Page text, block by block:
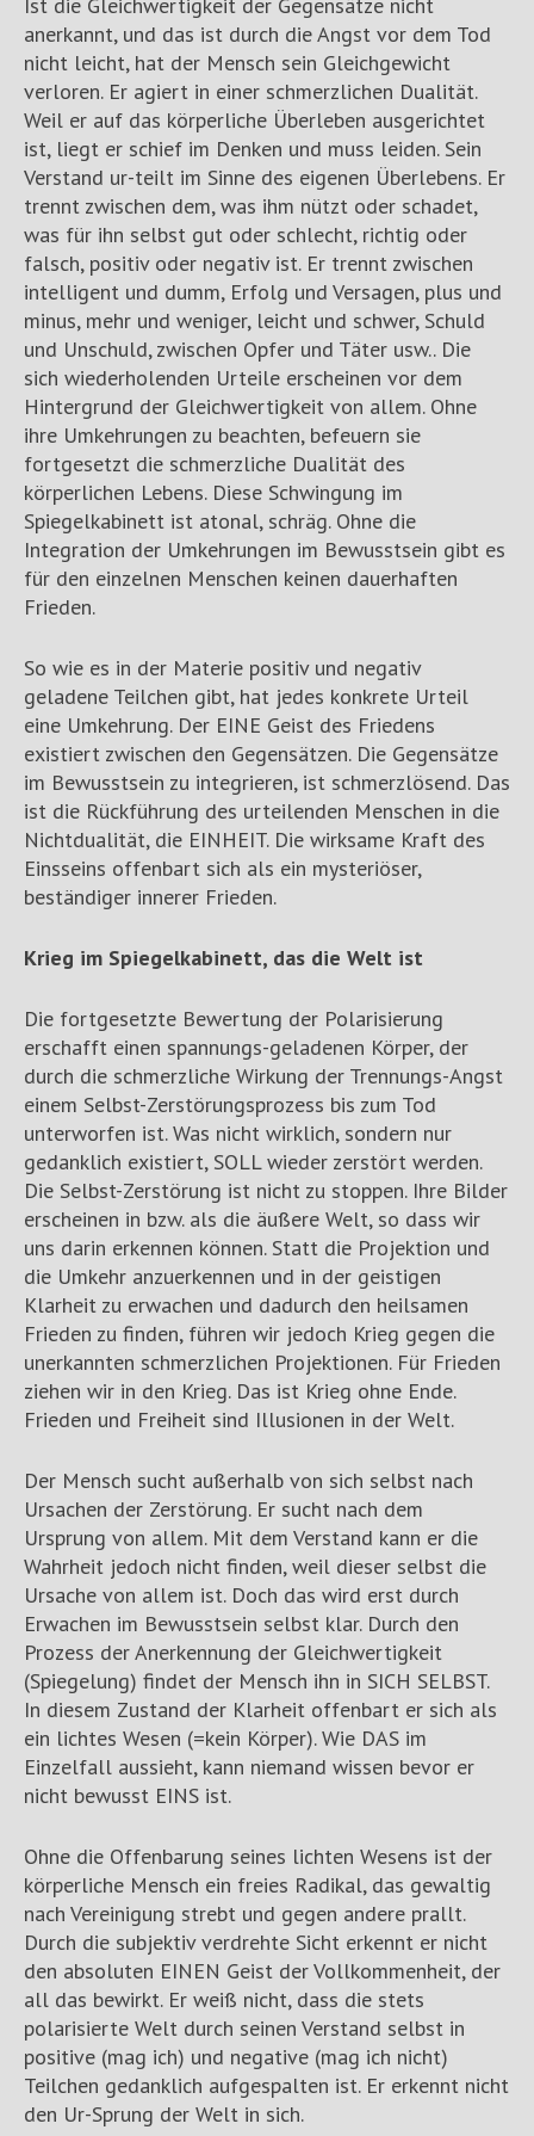
anerkannt, und das ist durch die Angst vor dem Tod
nicht leicht, hat der Mensch sein Gleichgewicht
verloren. Er agiert in einer schmerzlichen Dualität.
Weil er auf das körperliche Überleben ausgerichtet
ist, liegt er schief im Denken und muss leiden. Sein
Verstand ur-teilt im Sinne des eigenen Überlebens. Er
trennt zwischen dem, was ihm nützt oder schadet,
was für ihn selbst gut oder schlecht, richtig oder
falsch, positiv oder negativ ist. Er trennt zwischen
intelligent und dumm, Erfolg und Versagen, plus und
minus, mehr und weniger, leicht und schwer, Schuld
und Unschuld, zwischen Opfer und Täter usw.. Die
sich wiederholenden Urteile erscheinen vor dem
Hintergrund der Gleichwertigkeit von allem. Ohne
ihre Umkehrungen zu beachten, befeuern sie
fortgesetzt die schmerzliche Dualität des
körperlichen Lebens. Diese Schwingung im
Spiegelkabinett ist atonal, schräg. Ohne die
Integration der Umkehrungen im Bewusstsein gibt es
für den einzelnen Menschen keinen dauerhaften
Frieden.
So wie es in der Materie positiv und negativ
geladene Teilchen gibt, hat jedes konkrete Urteil
eine Umkehrung. Der EINE Geist des Friedens
existiert zwischen den Gegensätzen. Die Gegensätze
im Bewusstsein zu integrieren, ist schmerzlösend. Das
ist die Rückführung des urteilenden Menschen in die
Nichtdualität, die EINHEIT. Die wirksame Kraft des
Einsseins offenbart sich als ein mysteriöser,
beständiger innerer Frieden.
Krieg im Spiegelkabinett, das die Welt ist
Die fortgesetzte Bewertung der Polarisierung
erschafft einen spannungs-geladenen Körper, der
durch die schmerzliche Wirkung der Trennungs-Angst
einem Selbst-Zerstörungsprozess bis zum Tod
unterworfen ist. Was nicht wirklich, sondern nur
gedanklich existiert, SOLL wieder zerstört werden.
Die Selbst-Zerstörung ist nicht zu stoppen. Ihre Bilder
erscheinen in bzw. als die äußere Welt, so dass wir
uns darin erkennen können. Statt die Projektion und
die Umkehr anzuerkennen und in der geistigen
Klarheit zu erwachen und dadurch den heilsamen
Frieden zu finden, führen wir jedoch Krieg gegen die
unerkannten schmerzlichen Projektionen. Für Frieden
ziehen wir in den Krieg. Das ist Krieg ohne Ende.
Frieden und Freiheit sind Illusionen in der Welt.
Der Mensch sucht außerhalb von sich selbst nach
Ursachen der Zerstörung. Er sucht nach dem
Ursprung von allem. Mit dem Verstand kann er die
Wahrheit jedoch nicht finden, weil dieser selbst die
Ursache von allem ist. Doch das wird erst durch
Erwachen im Bewusstsein selbst klar. Durch den
Prozess der Anerkennung der Gleichwertigkeit
(Spiegelung) findet der Mensch ihn in SICH SELBST.
In diesem Zustand der Klarheit offenbart er sich als
ein lichtes Wesen (=kein Körper). Wie DAS im
Einzelfall aussieht, kann niemand wissen bevor er
nicht bewusst EINS ist.
Ohne die Offenbarung seines lichten Wesens ist der
körperliche Mensch ein freies Radikal, das gewaltig
nach Vereinigung strebt und gegen andere prallt.
Durch die subjektiv verdrehte Sicht erkennt er nicht
den absoluten EINEN Geist der Vollkommenheit, der
all das bewirkt. Er weiß nicht, dass die stets
polarisierte Welt durch seinen Verstand selbst in
positive (mag ich) und negative (mag ich nicht)
Teilchen gedanklich aufgespalten ist. Er erkennt nicht
den Ur-Sprung der Welt in sich.